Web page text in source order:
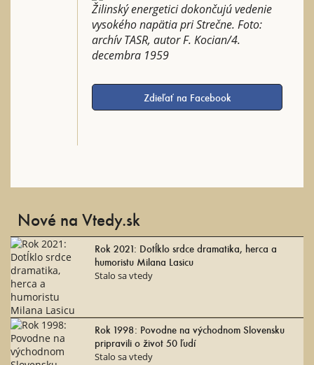
Žilinský energetici dokončujú vedenie
vysokého napätia pri Strečne. Foto:
archív TASR, autor F. Kocian/4.
decembra 1959
Zdieľať na Facebook
Nové na Vtedy.sk
Rok 2021: Dotĺklo srdce dramatika, herca a
humoristu Milana Lasicu
Stalo sa vtedy
Rok 1998: Povodne na východnom Slovensku
pripravili o život 50 ľudí
Stalo sa vtedy